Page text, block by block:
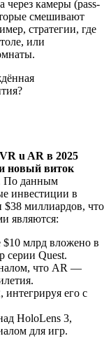
через камеры (pass-
смешивают
стратегии, где
или
VR u AR в 2025
новый виток
По данным
инвестиции в
$38 миллиардов, что
являются:
млрд вложено в
серии Quest.
что AR —
его с
HoloLens 3,
для игр.